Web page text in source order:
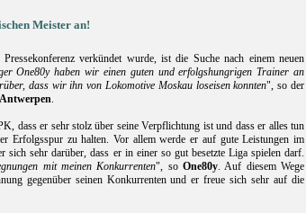
Meister an!
verkündet wurde, ist die Suche nach einem neuen
One80y haben wir einen guten und erfolgshungrigen Trainer an
dass wir ihn von Lokomotive Moskau loseisen konnten", so der
.
dass er sehr stolz über seine Verpflichtung ist und dass er alles tun
Erfolgsspur zu halten. Vor allem werde er auf gute Leistungen im
sich sehr darüber, dass er in einer so gut besetzte Liga spielen darf.
mit meinen Konkurrenten", so One80y. Auf diesem Wege
gegenüber seinen Konkurrenten und er freue sich sehr auf die